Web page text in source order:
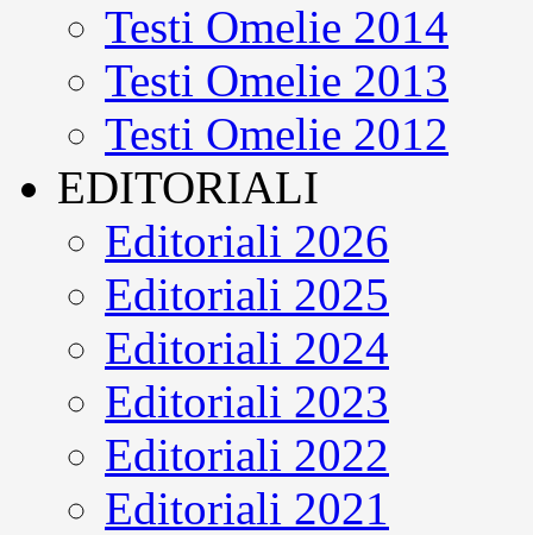
Testi Omelie 2014
Testi Omelie 2013
Testi Omelie 2012
EDITORIALI
Editoriali 2026
Editoriali 2025
Editoriali 2024
Editoriali 2023
Editoriali 2022
Editoriali 2021